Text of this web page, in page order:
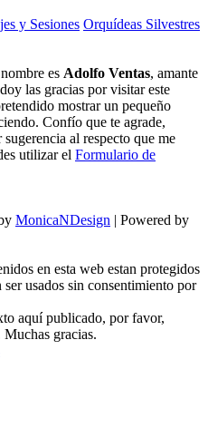
y Sesiones Orquídeas Silvestres
es Adolfo Ventas, amante
las gracias por visitar este
mostrar un pequeño
Confío que te agrade,
al respecto que me
utilizar el Formulario de
MonicaNDesign | Powered by
en esta web estan protegidos
usados sin consentimiento por
aquí publicado, por favor,
Muchas gracias.